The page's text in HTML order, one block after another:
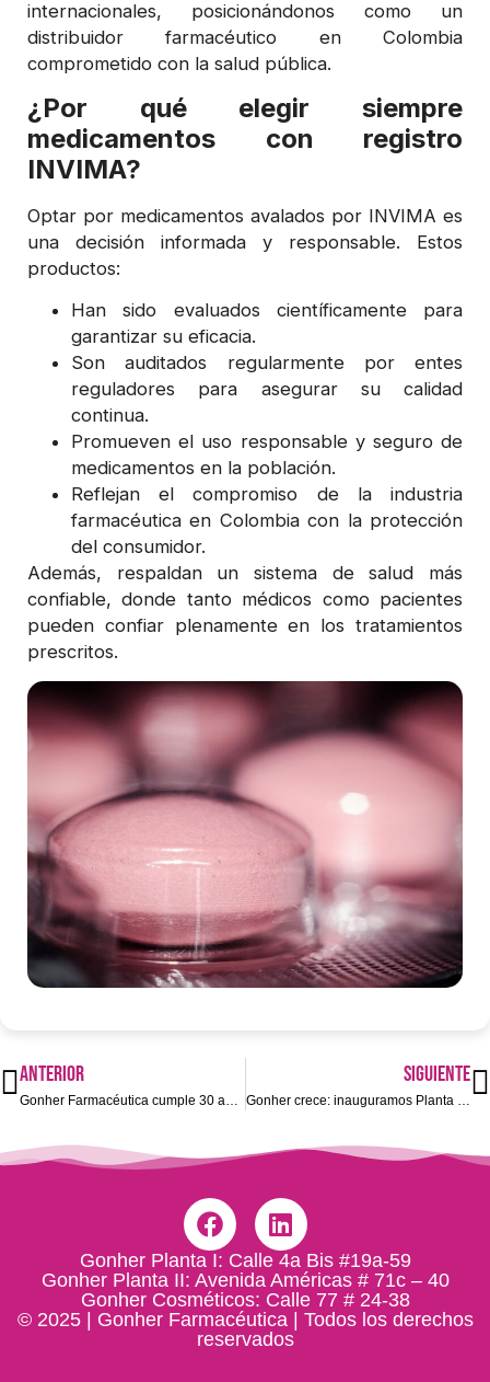
internacionales, posicionándonos como un
distribuidor farmacéutico en Colombia
comprometido con la salud pública.
¿Por qué elegir siempre
medicamentos con registro
INVIMA?
Optar por medicamentos avalados por INVIMA es
una decisión informada y responsable. Estos
productos:
Han sido evaluados científicamente para
garantizar su eficacia.
Son auditados regularmente por entes
reguladores para asegurar su calidad
continua.
Promueven el uso responsable y seguro de
medicamentos en la población.
Reflejan el compromiso de la industria
farmacéutica en Colombia con la protección
del consumidor.
Además, respaldan un sistema de salud más
confiable, donde tanto médicos como pacientes
pueden confiar plenamente en los tratamientos
prescritos.
ANTERIOR
Gonher Farmacéutica cumple 30 años: Tres décadas de innovación en la producción de medicamentos
SIGUIENTE
Gonher crece: inauguramos Planta 3 y Planta 4 para un futuro más grande
Gonher Planta I: Calle 4a Bis #19a-59
Gonher Planta II: Avenida Américas # 71c – 40
Gonher Cosméticos: Calle 77 # 24-38
© 2025 | Gonher Farmacéutica | Todos los derechos
reservados